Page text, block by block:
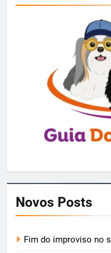
Novos Posts
Fim do improviso no